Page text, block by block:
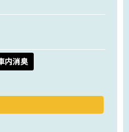
内消臭